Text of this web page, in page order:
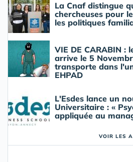
La Cnaf distingue
chercheuses pour
les politiques
VIE DE CARABIN :
arrive le 5
transporte dans
EHPAD
L'Esdes lance un
Universitaire : «
appliquée au
VOIR LES